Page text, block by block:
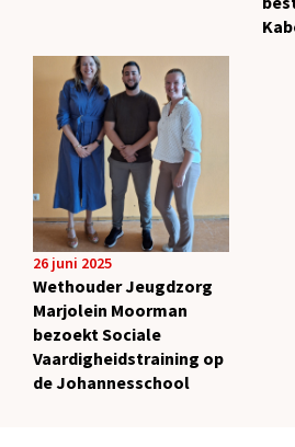
26 juni 2025
Wethouder Jeugdzorg
Marjolein Moorman
bezoekt Sociale
Vaardigheidstraining op
de Johannesschool